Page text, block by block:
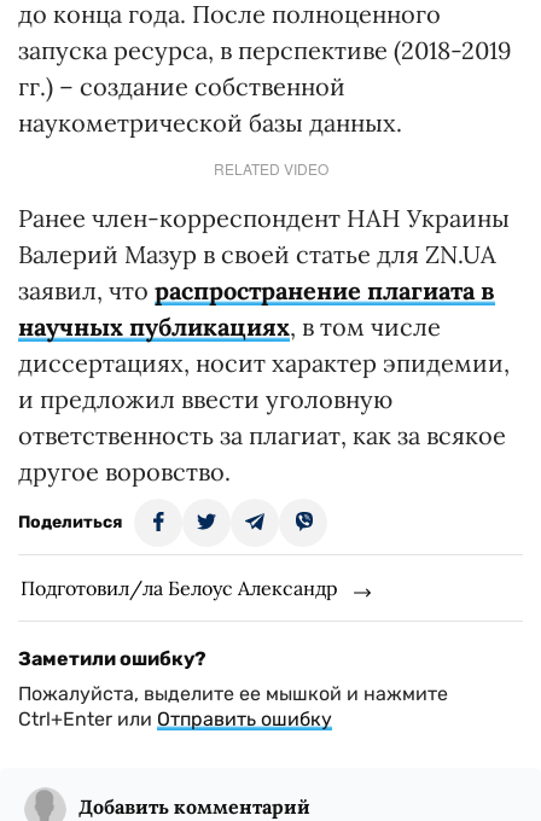
до конца года. После полноценного
запуска ресурса, в перспективе (2018-2019
гг.) – создание собственной
наукометрической базы данных.
RELATED VIDEO
Ранее член-корреспондент НАН Украины
Валерий Мазур в своей статье для ZN.UA
заявил, что распространение плагиата в
научных публикациях, в том числе
диссертациях, носит характер эпидемии,
и предложил ввести уголовную
ответственность за плагиат, как за всякое
другое воровство.
Поделиться
Подготовил/ла Белоус Александр
Заметили ошибку?
Пожалуйста, выделите ее мышкой и нажмите
Ctrl+Enter или Отправить ошибку
Добавить комментарий